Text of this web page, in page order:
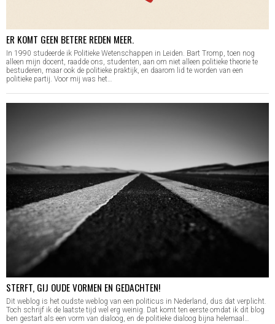
ER KOMT GEEN BETERE REDEN MEER.
In 1990 studeerde ik Politieke Wetenschappen in Leiden. Bart Tromp, toen nog
alleen mijn docent, raadde ons, studenten, aan om niet alleen politieke theorie te
bestuderen, maar ook de politieke praktijk, en daarom lid te worden van een
politieke partij. Voor mij was het…
STERFT, GIJ OUDE VORMEN EN GEDACHTEN!
Dit weblog is het oudste weblog van een politicus in Nederland, dus dat verplicht.
Toch schrijf ik de laatste tijd wel erg weinig. Dat komt ten eerste omdat ik dit blog
ben gestart als een vorm van dialoog, en de politieke dialoog bijna helemaal…